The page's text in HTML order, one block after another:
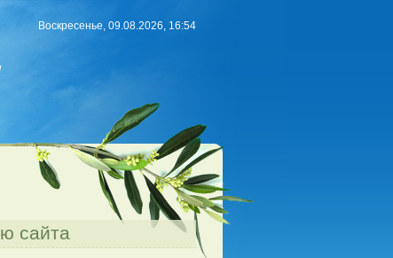
Воскресенье, 09.08.2026, 16:54
сайта